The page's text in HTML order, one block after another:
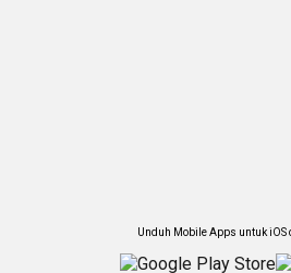
Unduh Mobile Apps untuk iOS